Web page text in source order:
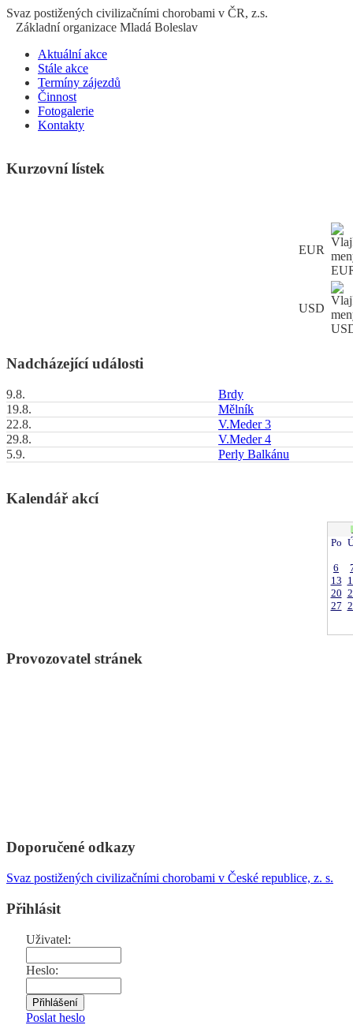
Svaz postižených civilizačními chorobami v ČR, z.s.
Základní organizace Mladá Boleslav
Aktuální akce
Stále akce
Termíny zájezdů
Činnost
Fotogalerie
Kontakty
Kurzovní lístek
EUR
USD
Nadcházející události
9.8.
Brdy
19.8.
Mělník
22.8.
V.Meder 3
29.8.
V.Meder 4
5.9.
Perly Balkánu
Kalendář akcí
Po
6
13
20
27
Provozovatel stránek
Doporučené odkazy
Svaz postižených civilizačními chorobami v České republice, z. s.
Přihlásit
Uživatel:
Heslo:
Poslat heslo